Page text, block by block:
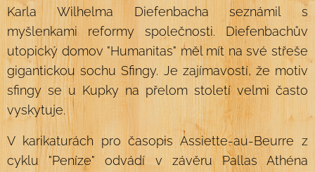
Karla Wilhelma Diefenbacha seznámil s
myšlenkami reformy společnosti. Diefenbachův
utopický domov "Humanitas" měl mít na své střeše
gigantickou sochu Sfingy. Je zajímavostí, že motiv
sfingy se u Kupky na přelom století velmi často
vyskytuje.
V karikaturách pro časopis Assiette-au-Beurre z
cyklu "Peníze" odvádí v závěru Pallas Athéna